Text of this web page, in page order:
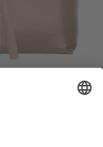
& Niem